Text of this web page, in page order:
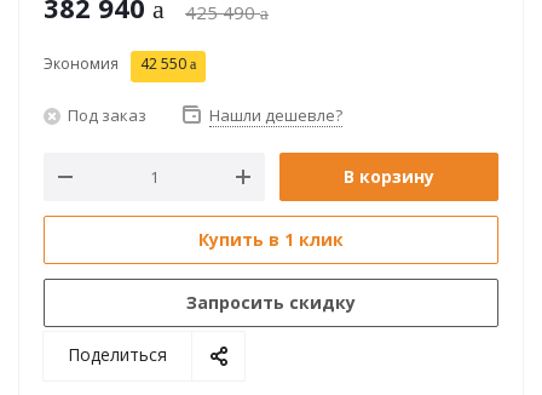
382 940 425 490
Экономия 42 550
Под заказ Нашли дешевле?
В корзину
Купить в 1 клик
Запросить скидку
Поделиться